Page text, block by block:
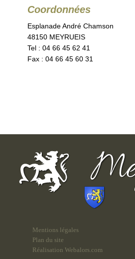
Coordonnées
Esplanade André Chamson
48150 MEYRUEIS
Tel : 04 66 45 62 41
Fax : 04 66 45 60 31
Mentions légales
Plan du site
Réalisation Webalors.com